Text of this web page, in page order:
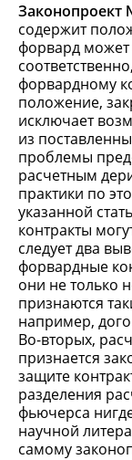
Законопроект
содержит
форвард может
форвардному
положение,
исключает
из
проблемы
расчетным
практики по
указанной
контракты
следует два
форвардные
они не только
признаются
например,
Во-вторых,
признается
защите
разделения
фьючерса
научной
самому